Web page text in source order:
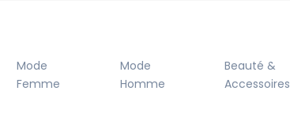
Mode
Femme
Mode
Homme
Beauté &
Accessoires